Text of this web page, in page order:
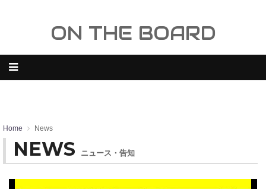
ON THE BOARD
Home News
NEWS ニュース・告知